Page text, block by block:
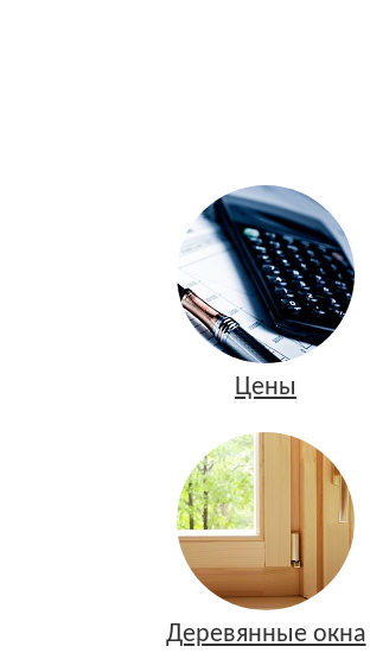
Цены
Деревянные окна